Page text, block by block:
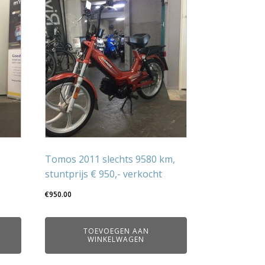
Tomos 2011 slechts 9580 km,
stuntprijs € 950,- verkocht
€950.00
TOEVOEGEN AAN
WINKELWAGEN